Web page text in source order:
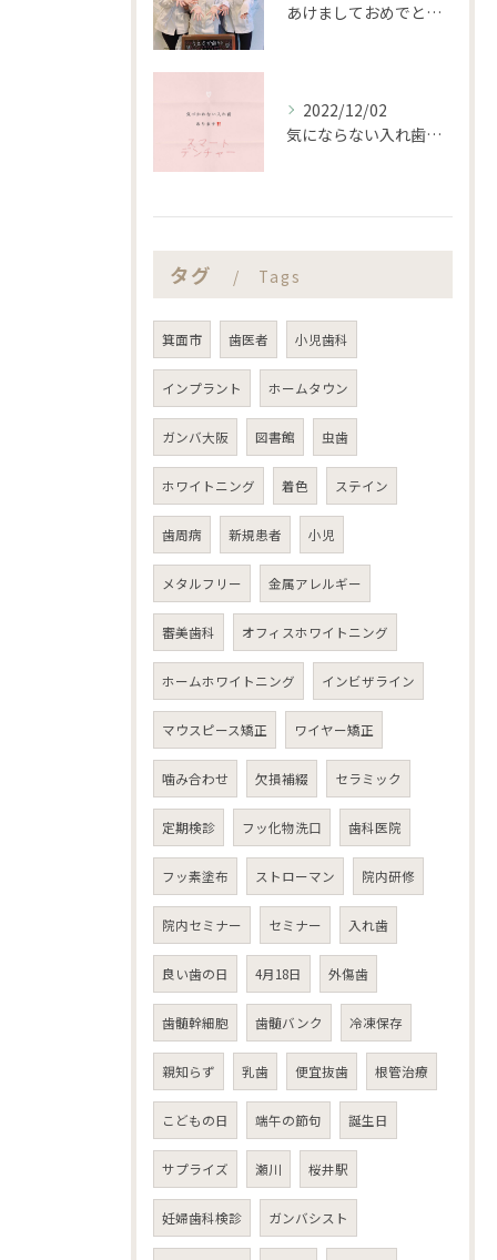
あけましておめでとうございます。
2022/12/02
気にならない入れ歯あります‼️
タグ Tags
箕面市 歯医者 小児歯科
インプラント ホームタウン
ガンバ大阪 図書館 虫歯
ホワイトニング 着色 ステイン
歯周病 新規患者 小児
メタルフリー 金属アレルギー
審美歯科 オフィスホワイトニング
ホームホワイトニング インビザライン
マウスピース矯正 ワイヤー矯正
噛み合わせ 欠損補綴 セラミック
定期検診 フッ化物洗口 歯科医院
フッ素塗布 ストローマン 院内研修
院内セミナー セミナー 入れ歯
良い歯の日 4月18日 外傷歯
歯髄幹細胞 歯髄バンク 冷凍保存
親知らず 乳歯 便宜抜歯 根管治療
こどもの日 端午の節句 誕生日
サプライズ 瀬川 桜井駅
妊婦歯科検診 ガンバシスト